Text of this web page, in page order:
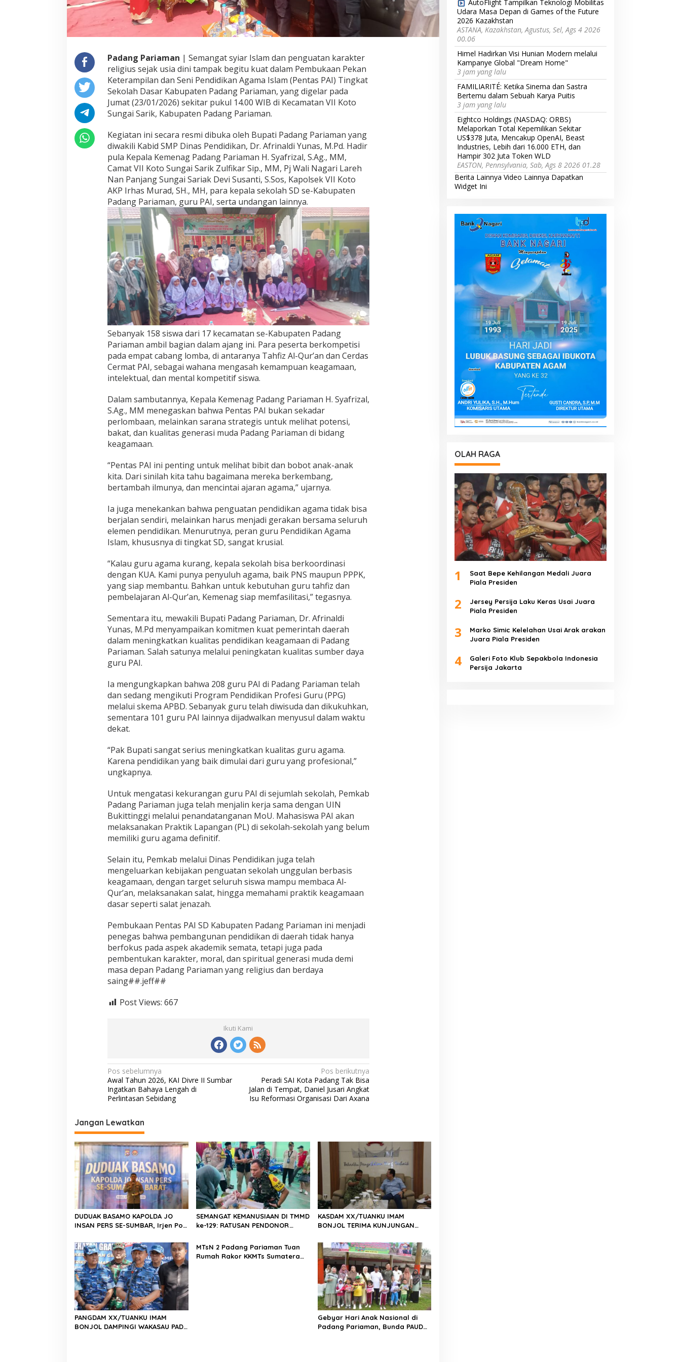
s
m
b
u
k
a
,
1
5
S
w
a
d
a
r
i
1
7
K
e
c
a
m
a
t
a
n
U
n
j
u
k
B
a
k
t
K
e
a
g
a
a
n
Padang Pariaman | Semangat syiar Islam dan penguatan karakter
religius sejak usia dini tampak begitu kuat dalam Pembukaan Pekan
Keterampilan dan Seni Pendidikan Agama Islam (Pentas PAI) Tingkat
Sekolah Dasar Kabupaten Padang Pariaman, yang digelar pada
Jumat (23/01/2026) sekitar pukul 14.00 WIB di Kecamatan VII Koto
Sungai Sarik, Kabupaten Padang Pariaman.
Kegiatan ini secara resmi dibuka oleh Bupati Padang Pariaman yang
diwakili Kabid SMP Dinas Pendidikan, Dr. Afrinaldi Yunas, M.Pd. Hadir
pula Kepala Kemenag Padang Pariaman H. Syafrizal, S.Ag., MM,
Camat VII Koto Sungai Sarik Zulfikar Sip., MM, Pj Wali Nagari Lareh
Nan Panjang Sungai Sariak Devi Susanti, S.Sos, Kapolsek VII Koto
AKP Irhas Murad, SH., MH, para kepala sekolah SD se-Kabupaten
Padang Pariaman, guru PAI, serta undangan lainnya.
Sebanyak 158 siswa dari 17 kecamatan se-Kabupaten Padang
Pariaman ambil bagian dalam ajang ini. Para peserta berkompetisi
pada empat cabang lomba, di antaranya Tahfiz Al-Qur’an dan Cerdas
Cermat PAI, sebagai wahana mengasah kemampuan keagamaan,
intelektual, dan mental kompetitif siswa.
Dalam sambutannya, Kepala Kemenag Padang Pariaman H. Syafrizal,
S.Ag., MM menegaskan bahwa Pentas PAI bukan sekadar
perlombaan, melainkan sarana strategis untuk melihat potensi,
bakat, dan kualitas generasi muda Padang Pariaman di bidang
keagamaan.
“Pentas PAI ini penting untuk melihat bibit dan bobot anak-anak
kita. Dari sinilah kita tahu bagaimana mereka berkembang,
bertambah ilmunya, dan mencintai ajaran agama,” ujarnya.
Ia juga menekankan bahwa penguatan pendidikan agama tidak bisa
berjalan sendiri, melainkan harus menjadi gerakan bersama seluruh
elemen pendidikan. Menurutnya, peran guru Pendidikan Agama
Islam, khususnya di tingkat SD, sangat krusial.
“Kalau guru agama kurang, kepala sekolah bisa berkoordinasi
dengan KUA. Kami punya penyuluh agama, baik PNS maupun PPPK,
yang siap membantu. Bahkan untuk kebutuhan guru tahfiz dan
pembelajaran Al-Qur’an, Kemenag siap memfasilitasi,” tegasnya.
Sementara itu, mewakili Bupati Padang Pariaman, Dr. Afrinaldi
Yunas, M.Pd menyampaikan komitmen kuat pemerintah daerah
dalam meningkatkan kualitas pendidikan keagamaan di Padang
Pariaman. Salah satunya melalui peningkatan kualitas sumber daya
guru PAI.
Ia mengungkapkan bahwa 208 guru PAI di Padang Pariaman telah
dan sedang mengikuti Program Pendidikan Profesi Guru (PPG)
melalui skema APBD. Sebanyak guru telah diwisuda dan dikukuhkan,
sementara 101 guru PAI lainnya dijadwalkan menyusul dalam waktu
dekat.
“Pak Bupati sangat serius meningkatkan kualitas guru agama.
Karena pendidikan yang baik dimulai dari guru yang profesional,”
ungkapnya.
Untuk mengatasi kekurangan guru PAI di sejumlah sekolah, Pemkab
Padang Pariaman juga telah menjalin kerja sama dengan UIN
Bukittinggi melalui penandatanganan MoU. Mahasiswa PAI akan
melaksanakan Praktik Lapangan (PL) di sekolah-sekolah yang belum
memiliki guru agama definitif.
Selain itu, Pemkab melalui Dinas Pendidikan juga telah
mengeluarkan kebijakan penguatan sekolah unggulan berbasis
keagamaan, dengan target seluruh siswa mampu membaca Al-
Qur’an, melaksanakan salat, hingga memahami praktik keagamaan
dasar seperti salat jenazah.
Pembukaan Pentas PAI SD Kabupaten Padang Pariaman ini menjadi
penegas bahwa pembangunan pendidikan di daerah tidak hanya
berfokus pada aspek akademik semata, tetapi juga pada
pembentukan karakter, moral, dan spiritual generasi muda demi
masa depan Padang Pariaman yang religius dan berdaya
saing##.jeff##
Post Views: 667
Ikuti Kami
N
a
v
i
g
a
s
i
p
o
s
Pos sebelumnya
Awal Tahun 2026, KAI Divre II Sumbar
Ingatkan Bahaya Lengah di
Perlintasan Sebidang
Pos berikutnya
Peradi SAI Kota Padang Tak Bisa
Jalan di Tempat, Daniel Jusari Angkat
Isu Reformasi Organisasi Dari Axana
Jangan Lewatkan
DUDUAK BASAMO KAPOLDA JO
INSAN PERS SE-SUMBAR, Irjen Pol.
Kolaborasi Polri dan Media Demi
Kepentingan Masyarakat
SEMANGAT KEMANUSIAAN DI TMMD
ke-129: RATUSAN PENDONOR
KASDAM XX/TUANKU IMAM
BONJOL TERIMA KUNJUNGAN
IRMAN GUSMAN, S.E., M.B.A., DI
MAKODAM
PANGDAM XX/TUANKU IMAM
BONJOL DAMPINGI WAKASAU PADA
MTsN 2 Padang Pariaman Tuan
Rumah Rakor KKMTs Sumatera
Gebyar Hari Anak Nasional di
Padang Pariaman, Bunda PAUD
AutoFlight Tampilkan Teknologi Mobilitas
Udara Masa Depan di Games of the Future
2026 Kazakhstan
ASTANA, Kazakhstan, Agustus, Sel, Ags 4 2026
00.06
Himel Hadirkan Visi Hunian Modern melalui
Kampanye Global "Dream Home"
3 jam yang lalu
FAMILIARITÉ: Ketika Sinema dan Sastra
Bertemu dalam Sebuah Karya Puitis
3 jam yang lalu
Eightco Holdings (NASDAQ: ORBS)
Melaporkan Total Kepemilikan Sekitar
US$378 Juta, Mencakup OpenAI, Beast
Industries, Lebih dari 16.000 ETH, dan
Hampir 302 Juta Token WLD
EASTON, Pennsylvania, Sab, Ags 8 2026 01.28
Berita Lainnya Video Lainnya Dapatkan
Widget Ini
OLAH RAGA
1
Saat Bepe Kehilangan Medali Juara
Piala Presiden
2
Jersey Persija Laku Keras Usai Juara
Piala Presiden
3
Marko Simic Kelelahan Usai Arak arakan
Juara Piala Presiden
4
Galeri Foto Klub Sepakbola Indonesia
Persija Jakarta